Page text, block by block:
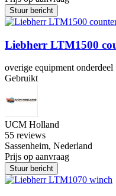
Stuur bericht
Liebherr LTM1500
overige equipment onderdeel
Gebruikt
UCM Holland
55 reviews
Sassenheim, Nederland
Prijs op aanvraag
Stuur bericht